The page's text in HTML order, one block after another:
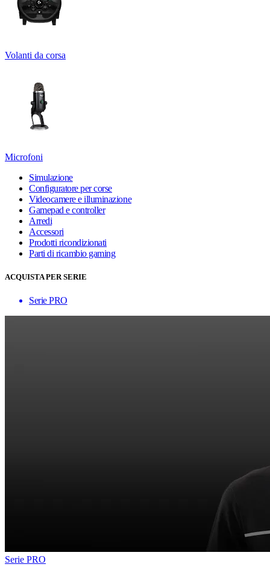
Volanti da corsa
Microfoni
Simulazione
Configuratore per corse
Videocamere e illuminazione
Gamepad e controller
Arredi
Accessori
Prodotti ricondizionati
Parti di ricambio gaming
ACQUISTA PER SERIE
Serie PRO
Serie PRO